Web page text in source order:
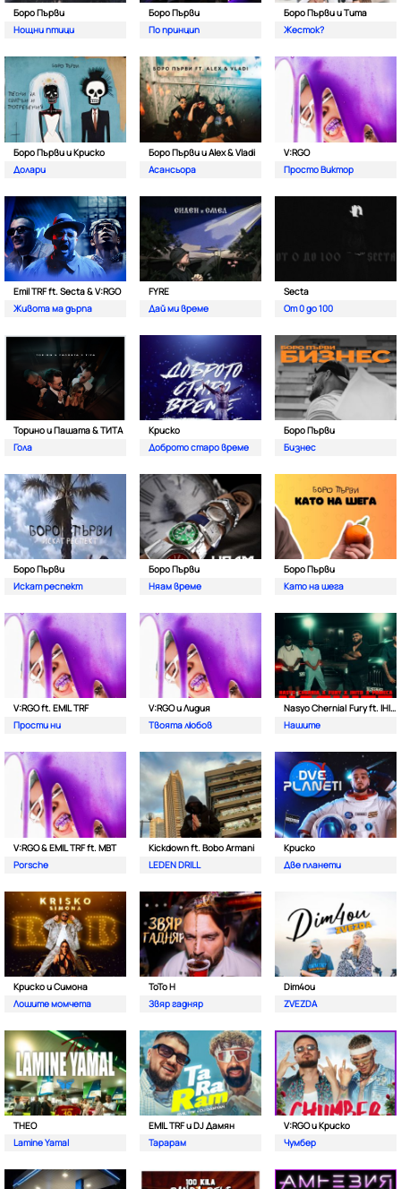
Боро Първи
Нощни птици
Боро Първи
По принцип
Боро Първи и Тита
Жесток?
Боро Първи и Криско
Долари
Боро Първи и Alex & Vladi
Асансьора
V:RGO
Просто Виктор
Emil TRF ft. Secta & V:RGO
Живота ма дърпа
FYRE
Дай ми време
Secta
От 0 до 100
Торино и Пашата & ТИТА
Гола
Криско
Доброто старо време
Боро Първи
Бизнес
Боро Първи
Искат респект
Боро Първи
Няам време
Боро Първи
Като на шега
V:RGO ft. EMIL TRF
Прости ни
V:RGO и Лидия
Твоята любов
Nasyo Chernia| Fury ft. IHITO & Pameca
Нашите
V:RGO & EMIL TRF ft. MBT
Porsche
Kickdown ft. Bobo Armani
LEDEN DRILL
Криско
Две планети
Криско и Симона
Лошите момчета
ToTo H
Звяр гадняр
Dim4ou
ZVEZDA
THEO
Lamine Yamal
EMIL TRF и DJ Дамян
Тарарам
V:RGO и Криско
Чумбер